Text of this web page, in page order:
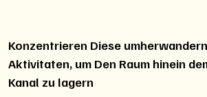
Konzentrieren Diese
Aktivitaten, um Den Raum hinein
Kanal zu lagern